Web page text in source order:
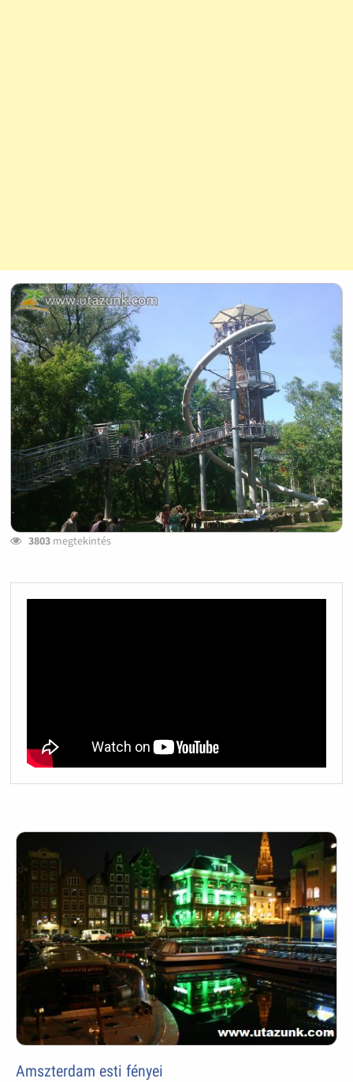
3803megtekintés
Amszterdam esti fényei